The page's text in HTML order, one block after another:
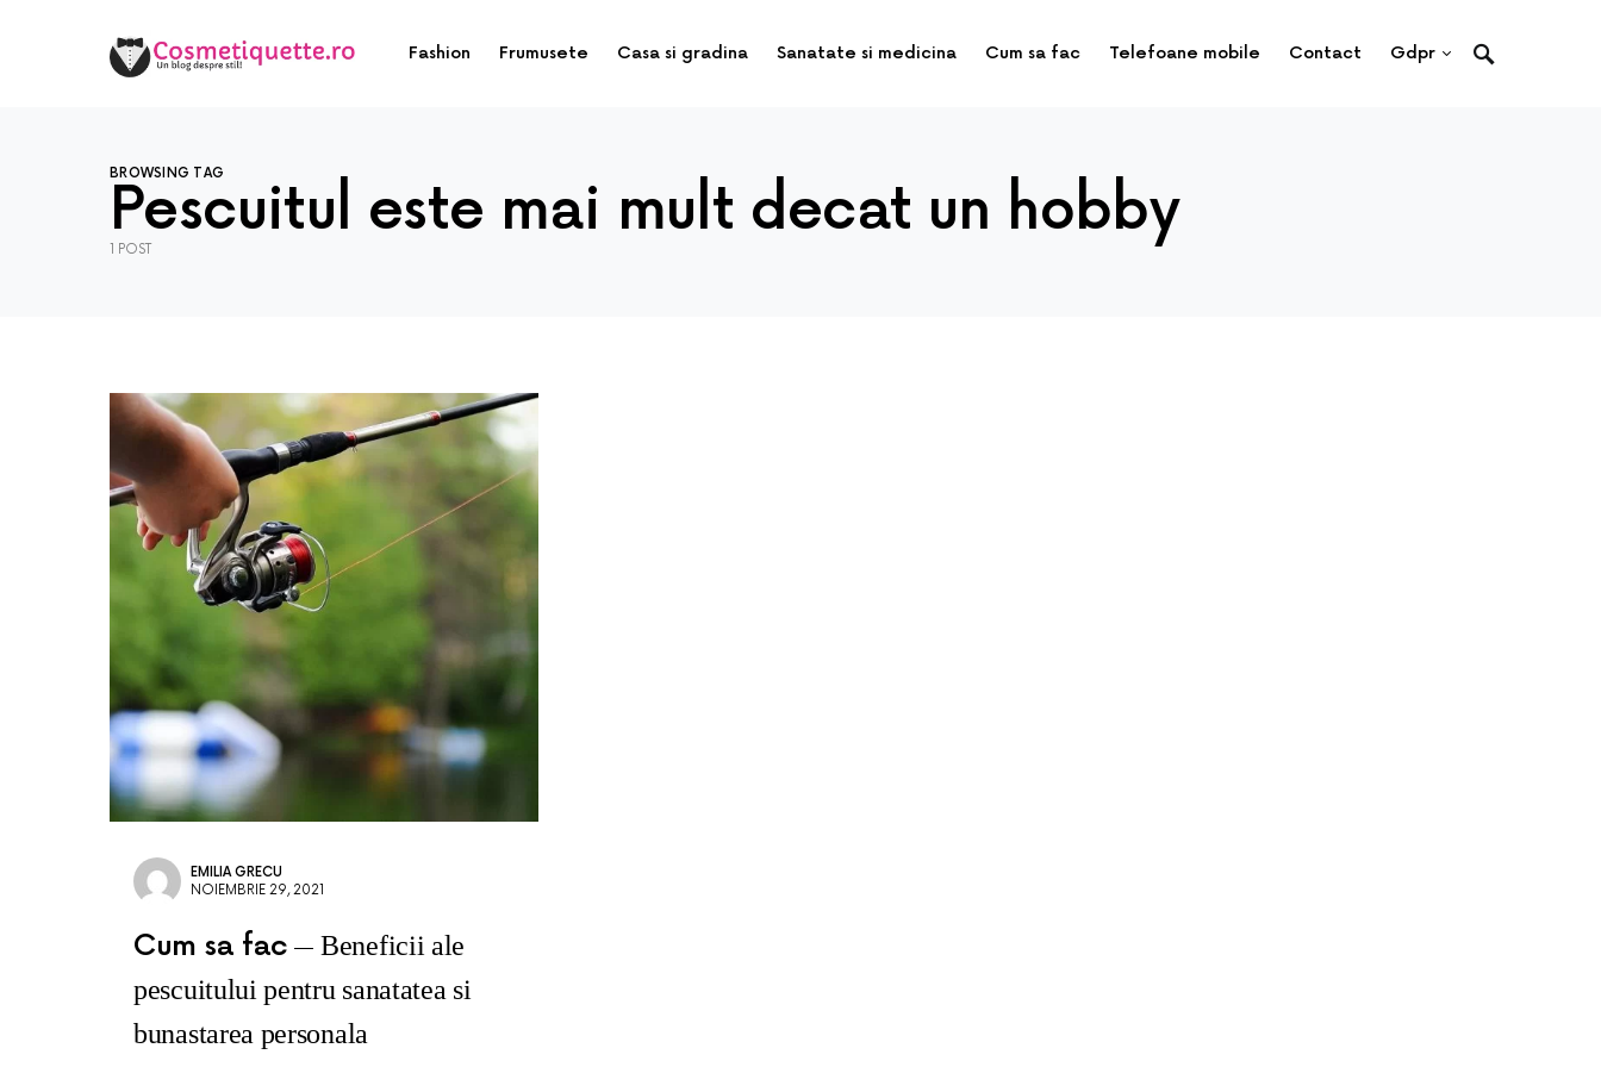
Fashion Frumusete Casa si gradina Sanatate si medicina Cum sa fac Telefoane mobile Contact Gdpr
BROWSING TAG
Pescuitul este mai mult decat un hobby
1 POST
EMILIA GRECU
NOIEMBRIE 29, 2021
Cum sa fac
Beneficii ale
pescuitului pentru sanatatea si
bunastarea personala